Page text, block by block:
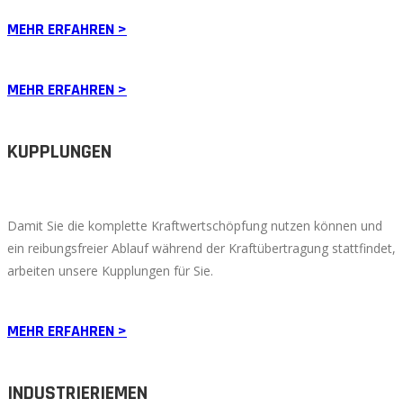
MEHR ERFAHREN >
MEHR ERFAHREN >
KUPPLUNGEN
Damit Sie die komplette Kraftwertschöpfung nutzen können und
ein reibungsfreier Ablauf während der Kraftübertragung stattfindet,
arbeiten unsere Kupplungen für Sie.
MEHR ERFAHREN >
INDUSTRIERIEMEN